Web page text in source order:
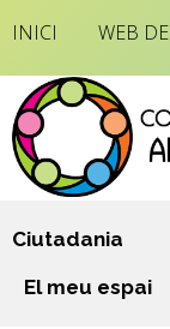
INICI WEB
Ciutadania
El meu espai